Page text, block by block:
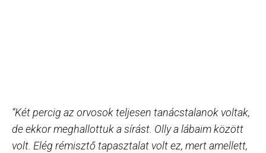
“Két percig az orvosok teljesen tanácstalanok voltak,
de ekkor meghallottuk a sírást. Olly a lábaim között
volt. Elég rémisztő tapasztalat volt ez, mert amellett,